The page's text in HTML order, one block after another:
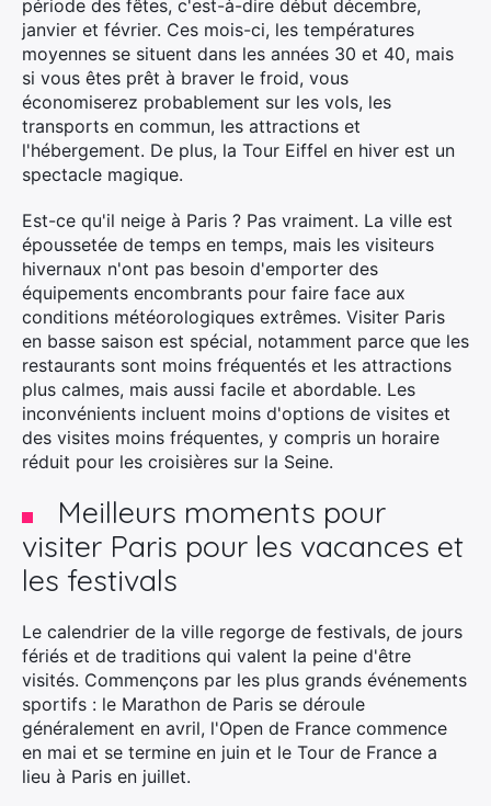
période des fêtes, c'est-à-dire début décembre,
janvier et février. Ces mois-ci, les températures
moyennes se situent dans les années 30 et 40, mais
si vous êtes prêt à braver le froid, vous
économiserez probablement sur les vols, les
transports en commun, les attractions et
l'hébergement. De plus, la Tour Eiffel en hiver est un
spectacle magique.
Est-ce qu'il neige à Paris ? Pas vraiment. La ville est
époussetée de temps en temps, mais les visiteurs
hivernaux n'ont pas besoin d'emporter des
équipements encombrants pour faire face aux
conditions météorologiques extrêmes. Visiter Paris
en basse saison est spécial, notamment parce que les
restaurants sont moins fréquentés et les attractions
plus calmes, mais aussi facile et abordable. Les
inconvénients incluent moins d'options de visites et
des visites moins fréquentes, y compris un horaire
réduit pour les croisières sur la Seine.
Meilleurs moments pour
visiter Paris pour les vacances et
les festivals
Le calendrier de la ville regorge de festivals, de jours
fériés et de traditions qui valent la peine d'être
visités. Commençons par les plus grands événements
sportifs : le Marathon de Paris se déroule
généralement en avril, l'Open de France commence
en mai et se termine en juin et le Tour de France a
lieu à Paris en juillet.
Rechercher